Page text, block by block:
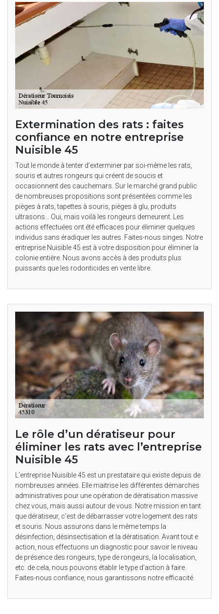
Extermination des rats : faites
confiance en notre entreprise
Nuisible 45
Tout le monde à tenter d’exterminer par soi-même les rats,
souris et autres rongeurs qui créent de soucis et
occasionnent des cauchemars. Sur le marché grand public
de nombreuses propositions sont présentées comme les
pièges à rats, tapettes à souris, pièges à glu, produits
ultrasons… Oui, mais voilà les rongeurs demeurent. Les
actions effectuées ont été efficaces pour éliminer quelques
individus sans éradiquer les autres. Faites-nous singes. Notre
entreprise Nuisible 45 est à votre disposition pour éliminer la
colonie entière. Nous avons accès à des produits plus
puissants que les rodonticides en vente libre.
Le rôle d’un dératiseur pour
éliminer les rats avec l’entreprise
Nuisible 45
L’entreprise Nuisible 45 est un prestataire qui existe depuis de
nombreuses années. Elle maitrise les différentes démarches
administratives pour une opération de dératisation massive
chez vous, mais aussi autour de vous. Notre mission en tant
que dératiseur, c’est de débarrasser votre logement des rats
et souris. Nous assurons dans le même temps la
désinfection, désinsectisation et la dératisation. Avant tout e
action, nous effectuons un diagnostic pour savoir le niveau
de présence des rongeurs, type de rongeurs, la localisation,
etc. de cela, nous pouvons établir le type d’action à faire.
Faites-nous confiance, nous garantissons notre efficacité.